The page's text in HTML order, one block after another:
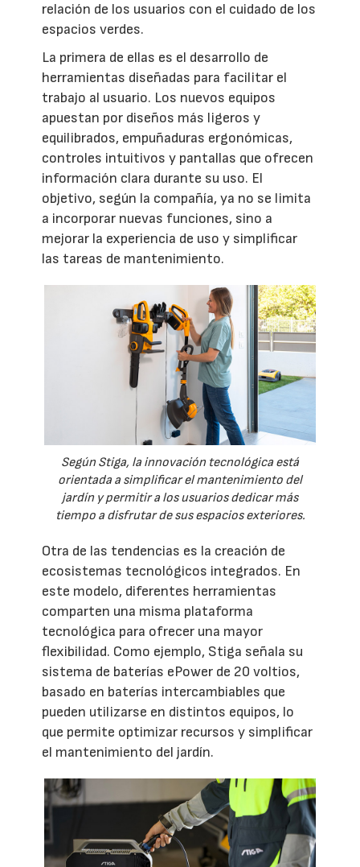
relación de los usuarios con el cuidado de los
espacios verdes.
La primera de ellas es el desarrollo de
herramientas diseñadas para facilitar el
trabajo al usuario. Los nuevos equipos
apuestan por diseños más ligeros y
equilibrados, empuñaduras ergonómicas,
controles intuitivos y pantallas que ofrecen
información clara durante su uso. El
objetivo, según la compañía, ya no se limita
a incorporar nuevas funciones, sino a
mejorar la experiencia de uso y simplificar
las tareas de mantenimiento.
Según Stiga, la innovación tecnológica está
orientada a simplificar el mantenimiento del
jardín y permitir a los usuarios dedicar más
tiempo a disfrutar de sus espacios exteriores.
Otra de las tendencias es la creación de
ecosistemas tecnológicos integrados. En
este modelo, diferentes herramientas
comparten una misma plataforma
tecnológica para ofrecer una mayor
flexibilidad. Como ejemplo, Stiga señala su
sistema de baterías ePower de 20 voltios,
basado en baterías intercambiables que
pueden utilizarse en distintos equipos, lo
que permite optimizar recursos y simplificar
el mantenimiento del jardín.